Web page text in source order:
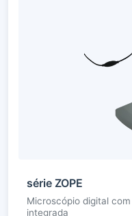
série ZOPE
Microscópio digital
integrada